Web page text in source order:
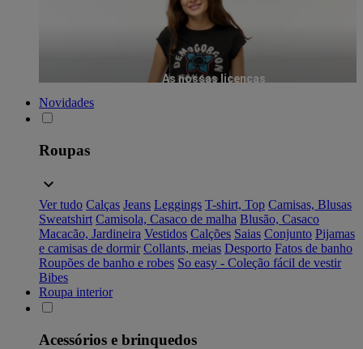
As nossas licenças
Novidades
Roupas
Ver tudo Calças Jeans Leggings T-shirt, Top Camisas, Blusas
Sweatshirt Camisola, Casaco de malha Blusão, Casaco
Macacão, Jardineira Vestidos Calções Saias Conjunto Pijamas
e camisas de dormir Collants, meias Desporto Fatos de banho
Roupões de banho e robes So easy - Coleção fácil de vestir
Bibes
Roupa interior
Acessórios e brinquedos